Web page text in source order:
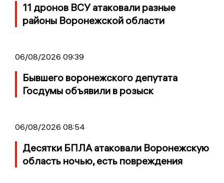
11 дронов ВСУ атаковали разные
районы Воронежской области
06/08/2026 09:39
Бывшего воронежского депутата
Госдумы объявили в розыск
06/08/2026 08:54
Десятки БПЛА атаковали Воронежскую
область ночью, есть повреждения